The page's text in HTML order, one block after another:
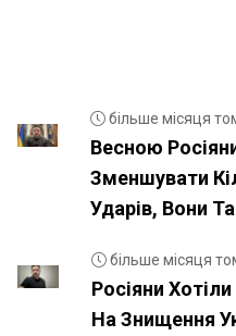
більше місяця
Весною
Зменшувати
Ударів, Вони
більше місяця
Росіяни
На Знищення